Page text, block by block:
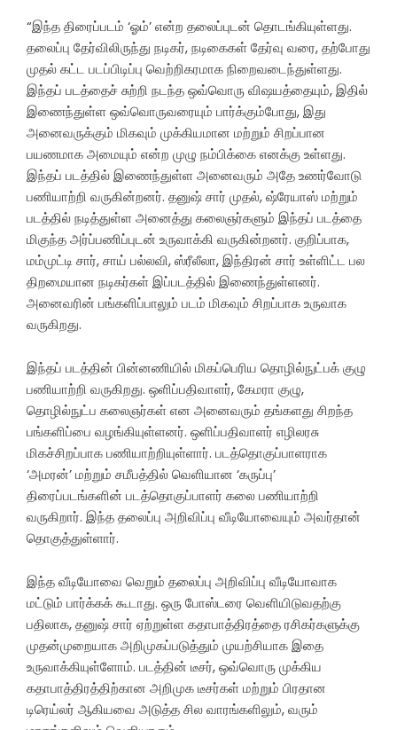
“இந்த திரைப்படம் ‘ஓம்’ என்ற தலைப்புடன் தொடங்கியுள்ளது.
தலைப்பு தேர்விலிருந்து நடிகர், நடிகைகள் தேர்வு வரை, தற்போது
முதல் கட்ட படப்பிடிப்பு வெற்றிகரமாக நிறைவடைந்துள்ளது.
இந்தப் படத்தைச் சுற்றி நடந்த ஒவ்வொரு விஷயத்தையும், இதில்
இணைந்துள்ள ஒவ்வொருவரையும் பார்க்கும்போது, இது
அனைவருக்கும் மிகவும் முக்கியமான மற்றும் சிறப்பான
பயணமாக அமையும் என்ற முழு நம்பிக்கை எனக்கு உள்ளது.
இந்தப் படத்தில் இணைந்துள்ள அனைவரும் அதே உணர்வோடு
பணியாற்றி வருகின்றனர். தனுஷ் சார் முதல், ஷ்ரேயாஸ் மற்றும்
படத்தில் நடித்துள்ள அனைத்து கலைஞர்களும் இந்தப் படத்தை
மிகுந்த அர்ப்பணிப்புடன் உருவாக்கி வருகின்றனர். குறிப்பாக,
மம்முட்டி சார், சாய் பல்லவி, ஸ்ரீலீலா, இந்திரன் சார் உள்ளிட்ட பல
திறமையான நடிகர்கள் இப்படத்தில் இணைந்துள்ளனர்.
அனைவரின் பங்களிப்பாலும் படம் மிகவும் சிறப்பாக உருவாக
வருகிறது.
இந்தப் படத்தின் பின்னணியில் மிகப்பெரிய தொழில்நுட்பக் குழு
பணியாற்றி வருகிறது. ஒளிப்பதிவாளர், கேமரா குழு,
தொழில்நுட்ப கலைஞர்கள் என அனைவரும் தங்களது சிறந்த
பங்களிப்பை வழங்கியுள்ளனர். ஒளிப்பதிவாளர் எழிலரசு
மிகச்சிறப்பாக பணியாற்றியுள்ளார். படத்தொகுப்பாளராக
‘அமரன்’ மற்றும் சமீபத்தில் வெளியான ‘கருப்பு’
திரைப்படங்களின் படத்தொகுப்பாளர் கலை பணியாற்றி
வருகிறார். இந்த தலைப்பு அறிவிப்பு வீடியோவையும் அவர்தான்
தொகுத்துள்ளார்.
இந்த வீடியோவை வெறும் தலைப்பு அறிவிப்பு வீடியோவாக
மட்டும் பார்க்கக் கூடாது. ஒரு போஸ்டரை வெளியிடுவதற்கு
பதிலாக, தனுஷ் சார் ஏற்றுள்ள கதாபாத்திரத்தை ரசிகர்களுக்கு
முதன்முறையாக அறிமுகப்படுத்தும் முயற்சியாக இதை
உருவாக்கியுள்ளோம். படத்தின் டீசர், ஒவ்வொரு முக்கிய
கதாபாத்திரத்திற்கான அறிமுக டீசர்கள் மற்றும் பிரதான
டிரெய்லர் ஆகியவை அடுத்த சில வாரங்களிலும், வரும்